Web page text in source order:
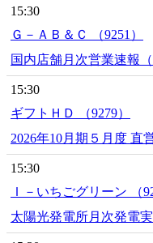
15:30
Ｇ－ＡＢ＆Ｃ （9251）
国内店舗月次営業速報
15:30
ギフトＨＤ （9279）
2026年10月期５月度 直
15:30
Ｉ－いちごグリーン （
太陽光発電所月次発電